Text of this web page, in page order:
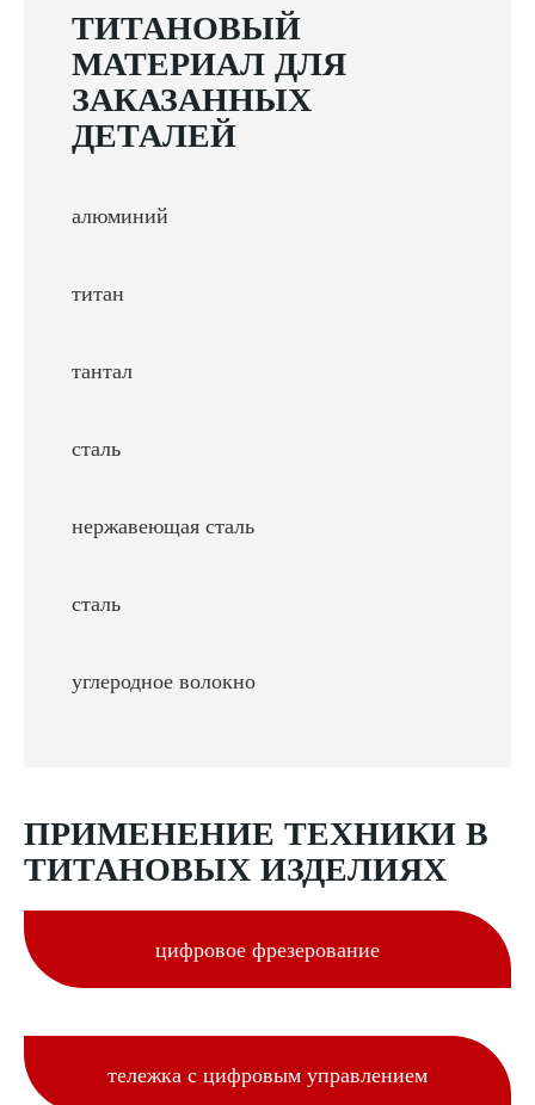
ТИТАНОВЫЙ
МАТЕРИАЛ ДЛЯ
ЗАКАЗАННЫХ
ДЕТАЛЕЙ
алюминий
титан
тантал
сталь
нержавеющая сталь
сталь
углеродное волокно
ПРИМЕНЕНИЕ ТЕХНИКИ В
ТИТАНОВЫХ ИЗДЕЛИЯХ
цифровое фрезерование
тележка с цифровым управлением